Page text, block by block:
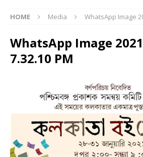
HOME Media WhatsApp Image
WhatsApp Image
7.32.10 PM